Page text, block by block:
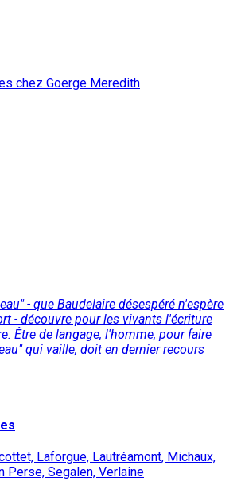
chez Goerge Meredith
- que Baudelaire désespéré n'espère
- découvre pour les vivants l'écriture
Être de langage, l'homme, pour faire
qui vaille, doit en dernier recours
Laforgue, Lautréamont, Michaux,
Perse, Segalen, Verlaine